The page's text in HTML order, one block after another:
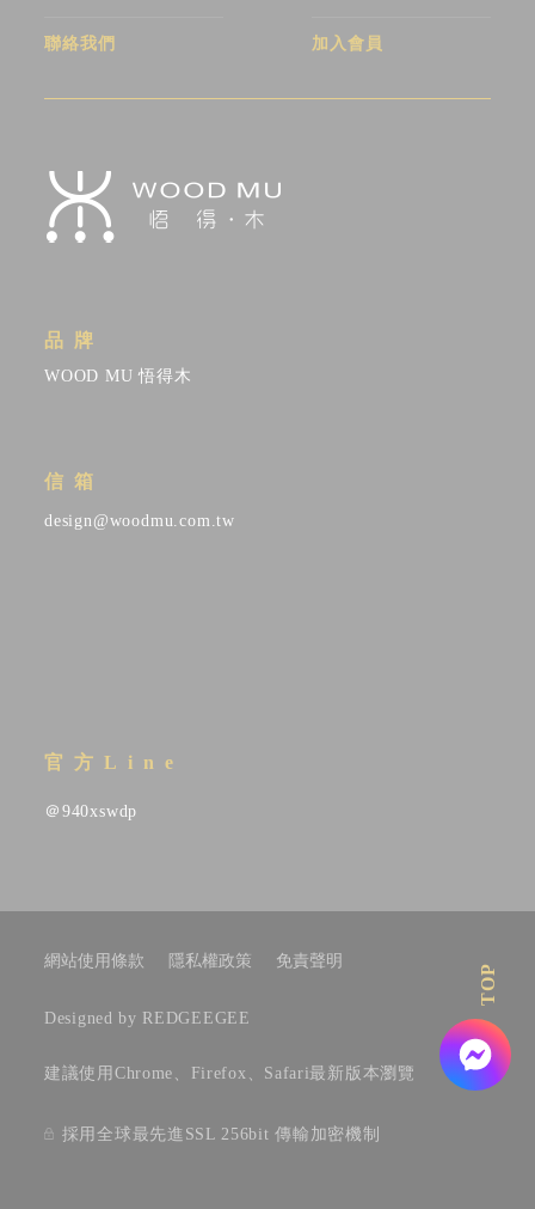
聯絡我們 加入會員
品牌
WOOD MU 悟得木
信箱
design@woodmu.com.tw
官方Line
＠940xswdp
TOP
網站使用條款 隱私權政策 免責聲明
Designed by REDGEEGEE
建議使用Chrome、Firefox、Safari最新版本瀏覽
採用全球最先進SSL 256bit 傳輸加密機制